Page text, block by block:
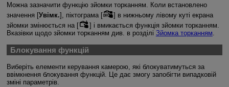
Можна зазначити функцію зйомки торканням. Коли встановлено
значення [Увімк.], піктограма [
] в нижньому лівому куті екрана
зйомки змінюється на [
] і вмикається функція зйомки торканням.
Вказівки щодо зйомки торканням див. в розділі Зйомка торканням
Блокування функцій
Виберіть елементи керування камерою, які блокуватимуться за
ввімкнення блокування функцій. Це дає змогу запобігти випадковій
зміні параметрів.